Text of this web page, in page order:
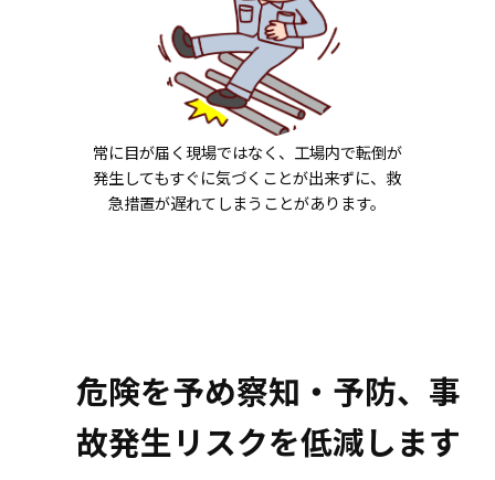
常に目が届く現場ではなく、工場内で転倒が
発生してもすぐに気づくことが出来ずに、救
急措置が遅れてしまうことがあります。
危険を予め察知・予防、事
故発生リスクを低減します